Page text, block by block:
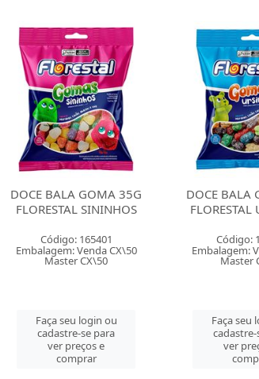
DOCE BALA GOMA 35G
FLORESTAL URSINHOS
Código: 165402
Embalagem: Venda CX\50
Master CX\50
Faça seu login ou
cadastre-se para
ver preços e
DOCE